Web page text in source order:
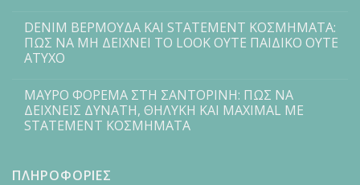
DENIM ΒΕΡΜΟΥΔΑ ΚΑΙ STATEMENT ΚΟΣΜΗΜΑΤΑ:
ΠΩΣ ΝΑ ΜΗ ΔΕΙΧΝΕΙ ΤΟ LOOK ΟΥΤΕ ΠΑΙΔΙΚΟ ΟΥΤΕ
ΑΤΥΧΟ
ΜΑΥΡΟ ΦΟΡΕΜΑ ΣΤΗ ΣΑΝΤΟΡΙΝΗ: ΠΩΣ ΝΑ
ΔΕΙΧΝΕΙΣ ΔΥΝΑΤΗ, ΘΗΛΥΚΗ ΚΑΙ MAXIMAL ΜΕ
STATEMENT ΚΟΣΜΗΜΑΤΑ
ΠΛΗΡΟΦΟΡΙΕΣ